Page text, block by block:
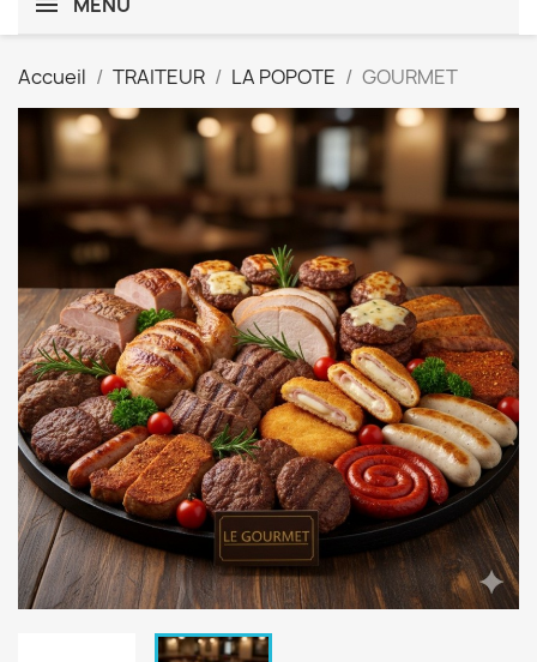
Accueil TRAITEUR LA POPOTE GOURMET